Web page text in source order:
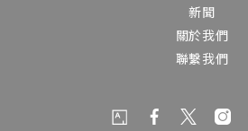
新聞
關於我們
聯繫我們